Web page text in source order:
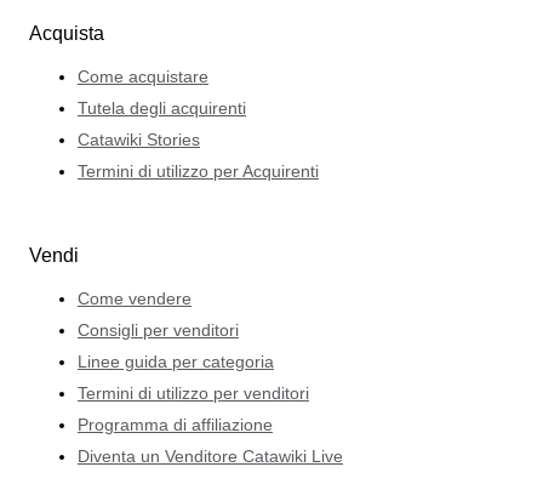
Acquista
Come acquistare
Tutela degli acquirenti
Catawiki Stories
Termini di utilizzo per Acquirenti
Vendi
Come vendere
Consigli per venditori
Linee guida per categoria
Termini di utilizzo per venditori
Programma di affiliazione
Diventa un Venditore Catawiki Live